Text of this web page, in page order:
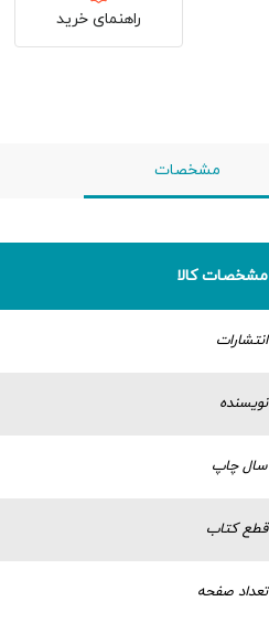
راهنمای خرید
مشخصات
مشخصات کالا
انتشارات
نویسنده
سال چاپ
قطع کتاب
تعداد صفحه